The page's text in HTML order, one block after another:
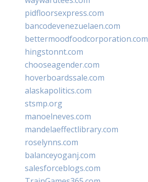
pidfloorsexpress.com
bancodevenezuelaen.com
bettermoodfoodcorporation.com
hingstonnt.com
chooseagender.com
hoverboardssale.com
alaskapolitics.com
stsmp.org
manoelneves.com
mandelaeffectlibrary.com
roselynns.com
balanceyoganj.com
salesforceblogs.com